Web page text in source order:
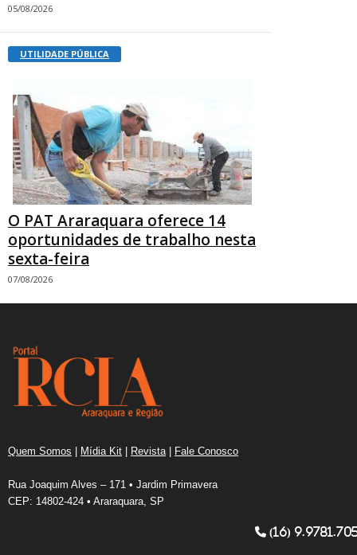
05/08/2026
UTILIDADE PÚBLICA
O PAT Araraquara oferece 14
oportunidades de trabalho nesta
sexta-feira
07/08/2026
Quem Somos | Mídia Kit | Revista | Fale Conosco
Rua Joaquim Alves – 171 • Jardim Primavera
CEP: 14802-424 • Araraquara, SP
(16)